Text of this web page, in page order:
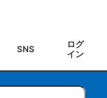
SNS
ログ
イン